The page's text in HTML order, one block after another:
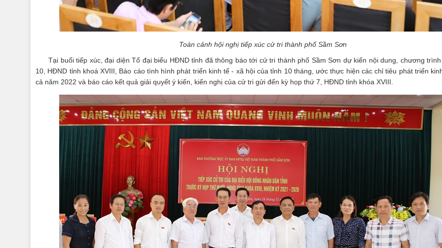
Toàn cảnh hội nghị tiếp xúc cử tri thành phố Sầm Sơn
Tại buổi tiếp xúc, đại diện Tổ đại biểu HĐND tỉnh đã thông báo tới cử tri thành phố Sầm Sơn dự kiến nội dung, chương
10, HĐND tỉnh khoá XVIII, Báo cáo tình hình phát triển kinh tế - xã hội của tỉnh 10 tháng, ước thực hiện các chỉ tiêu phát triển
cả năm 2022 và báo cáo kết quả giải quyết ý kiến, kiến nghị của cử tri gửi đến kỳ họp thứ 7, HĐND tỉnh khóa XVIII.